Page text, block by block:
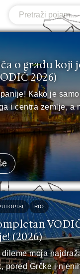
o gradu koji
2026)
Kako je
i centra zemlje, a
RIO
(2026)
moja
pored Grčke i